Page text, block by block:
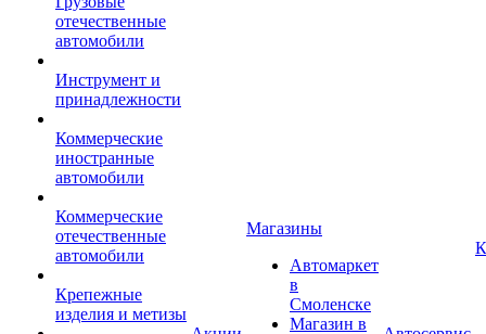
отечественные
автомобили
Инструмент и
принадлежности
Коммерческие
иностранные
автомобили
Коммерческие
отечественные
автомобили
Крепежные
изделия и метизы
Магазины
Автомаркет
в
Смоленске
Магазин в